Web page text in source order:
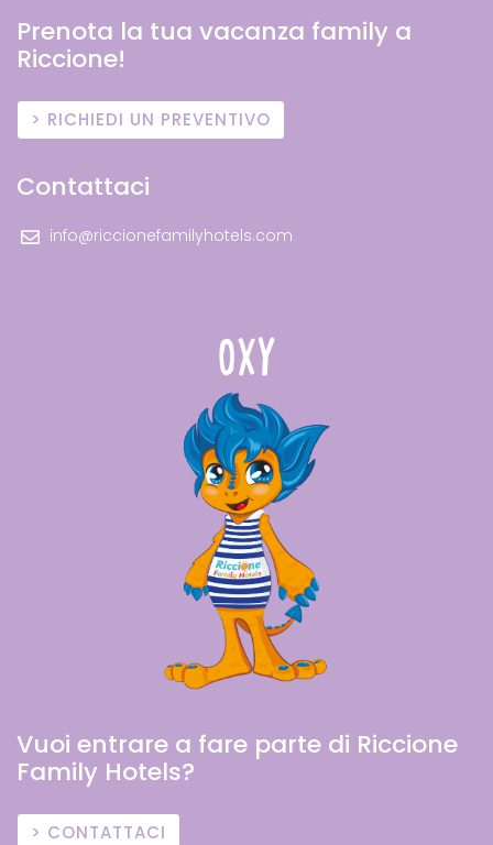
Prenota la tua vacanza family a
Riccione!
RICHIEDI UN PREVENTIVO
Contattaci
info@riccionefamilyhotels.com
Vuoi entrare a fare parte di Riccione
Family Hotels?
CONTATTACI